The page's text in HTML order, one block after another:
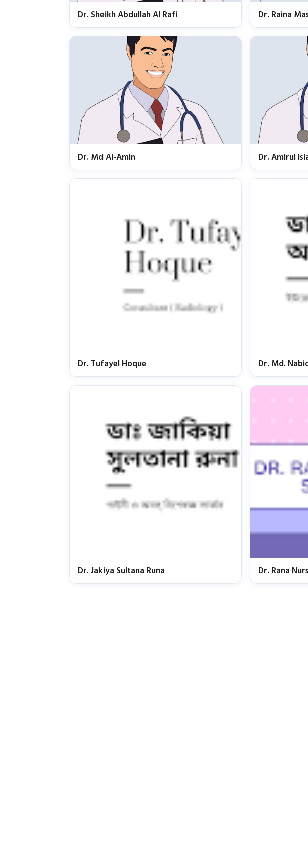
Dr. Sheikh Abdullah Al Rafi Dr. Raina
Dr. Md Al-Amin Dr. Amirul
Dr. Tufayel Hoque Dr. Md.
Dr. Jakiya Sultana Runa Dr. Rana